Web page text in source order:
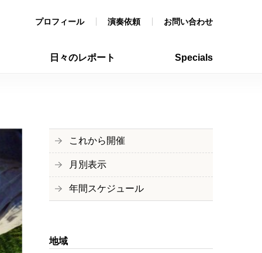
プロフィール 演奏依頼 お問い合わせ
日々のレポート Specials
これから開催
月別表示
年間スケジュール
地域